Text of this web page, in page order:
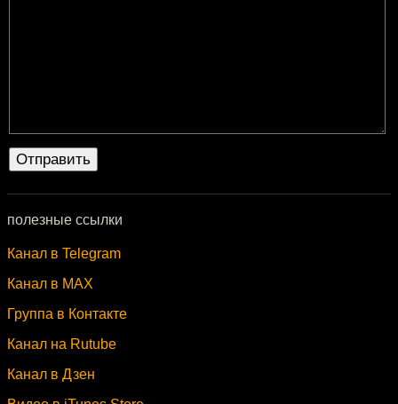
полезные ссылки
Канал в Telegram
Канал в MAX
Группа в Контакте
Канал на Rutube
Канал в Дзен